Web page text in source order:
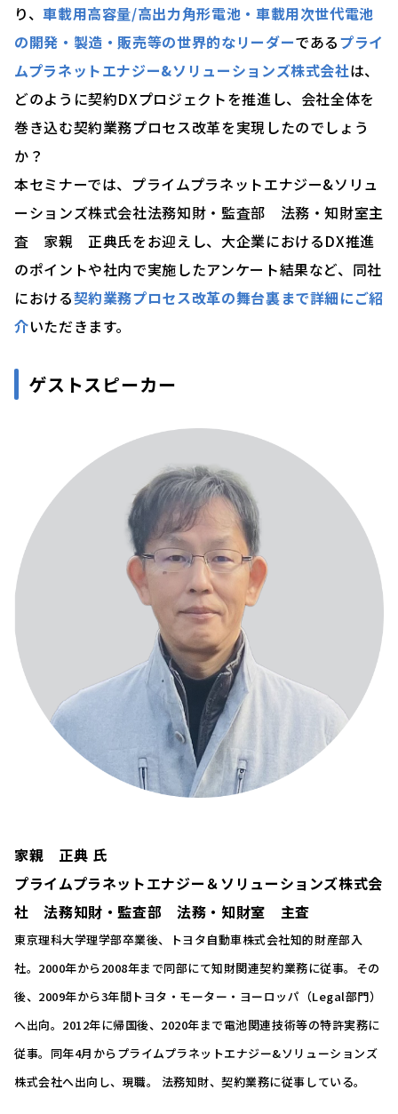
り、車載用高容量/高出力角形電池・車載用次世代電池
の開発・製造・販売等の世界的なリーダーであるプライ
ムプラネットエナジー&ソリューションズ株式会社は、
どのように契約DXプロジェクトを推進し、会社全体を
巻き込む契約業務プロセス改革を実現したのでしょう
か？
本セミナーでは、 プライムプラネットエナジー&ソリュ
ーションズ株式会社法務知財・監査部 法務・知財室主
査 家親 正典氏をお迎えし、大企業におけるDX推進
のポイントや社内で実施したアンケート結果など、同社
における契約業務プロセス改革の舞台裏まで詳細にご紹
介いただきます。
ゲストスピーカー
家親 正典 氏
プライムプラネットエナジー＆ソリューションズ株式会
社 法務知財・監査部 法務・知財室 主査
東京理科大学理学部卒業後、トヨタ自動車株式会社知的財産部入
社。2000年から2008年まで同部にて知財関連契約業務に従事。その
後、2009年から3年間トヨタ・モーター・ヨーロッパ（Legal部門）
へ出向。2012年に帰国後、2020年まで電池関連技術等の特許実務に
従事。同年4月からプライムプラネットエナジー&ソリューションズ
株式会社へ出向し、現職。 法務知財、契約業務に従事している。